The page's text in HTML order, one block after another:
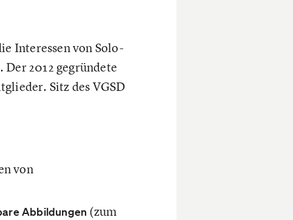
Interessen von Solo-
2012 gegründete
Sitz des VGSD
von
Abbildungen (zum